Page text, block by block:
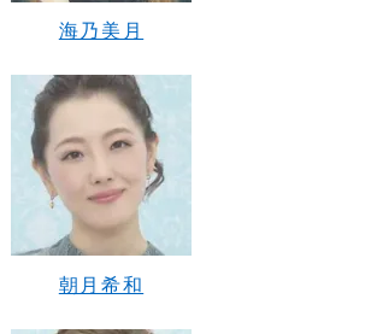
海乃美月
朝月希和